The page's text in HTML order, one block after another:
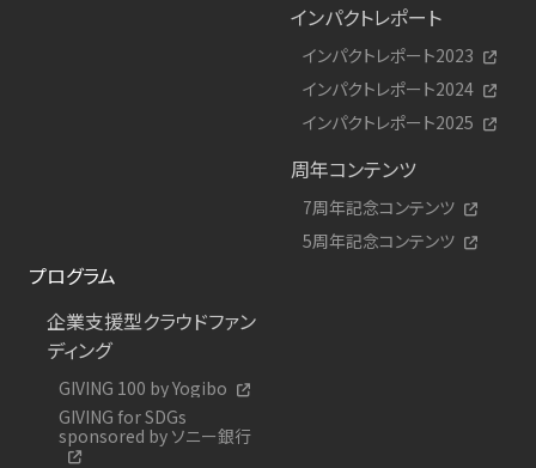
インパクトレポート
インパクトレポート2023
インパクトレポート2024
インパクトレポート2025
周年コンテンツ
7周年記念コンテンツ
5周年記念コンテンツ
プログラム
企業支援型クラウドファン
ディング
GIVING 100 by Yogibo
GIVING for SDGs
sponsored by ソニー銀行